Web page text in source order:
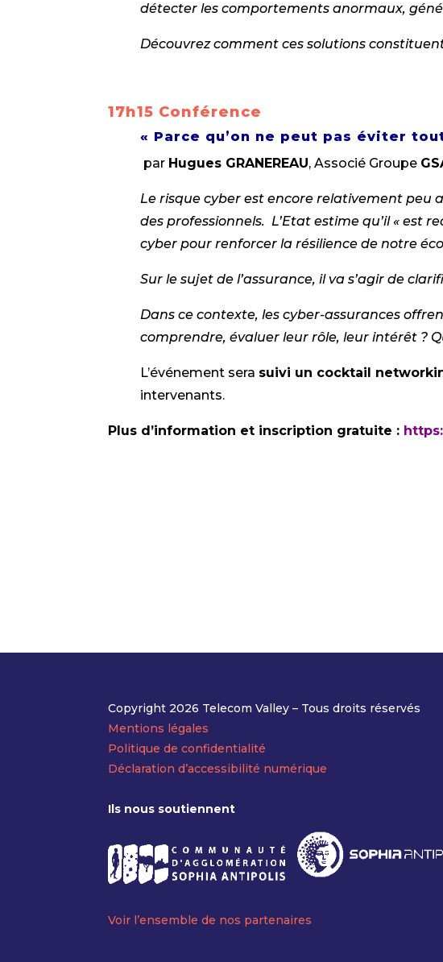
détecter les comportements anormaux,
Découvrez comment ces solutions
17h15 Conférence
« Parce qu’on ne peut pas éviter
par Hugues GRANEREAU, Associé Groupe
Le risque cyber est encore relativement peu
des professionnels. L’Etat estime qu’il « est
cyber pour renforcer la résilience de notre
Sur le sujet de l’assurance, il va s’agir de
Dans ce contexte, les cyber-assurances
comprendre, évaluer leur rôle, leur intérêt ?
L’événement sera suivi un cocktail
intervenants.
Plus d’information et inscription gratuite :
Copyright 2026 Telecom Valley – Tous droits réservés
Mentions légales
Politique de confidentialité
Déclaration d’accessibilité numérique
Ils nous soutiennent
Voir l’ensemble de nos partenaires